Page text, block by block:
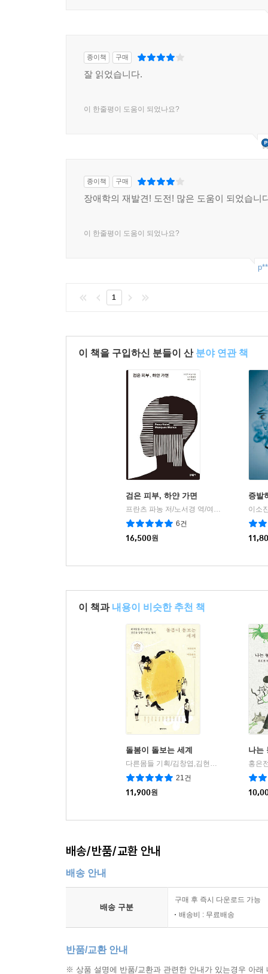
종이책 구매
잘 읽었습니다.
이 한줄평이 도움이 되었나요?
종이책 구매
장애학의 재발견! 도전! 많은 도움이 되었습니
이 한줄평이 도움이 되었나요?
1
이 책을 구입하신 분들이 산 분야 연관 책
검은 피부, 하얀 가면
프란츠 파농 저/노서경 역/여인석 감수
문학
6건
16,500원
증발
이소
이 책과 내용이 비슷한 추천 책
돌봄이 돌보는 세계
다른몸들 기획/김창엽,김현미,박목우,백영경,안숙영,염윤선,오승은,전근배,조한진희 등저
21건
11,900원
나는
홍은
배송/반품/교환 안내
배송 안내
배송 구분
구매 후 즉시 다운로드 가능
배송비 : 무료배송
반품/교환 안내
※ 상품 설명에 반품/교환과 관련한 안내가 있는경우 아